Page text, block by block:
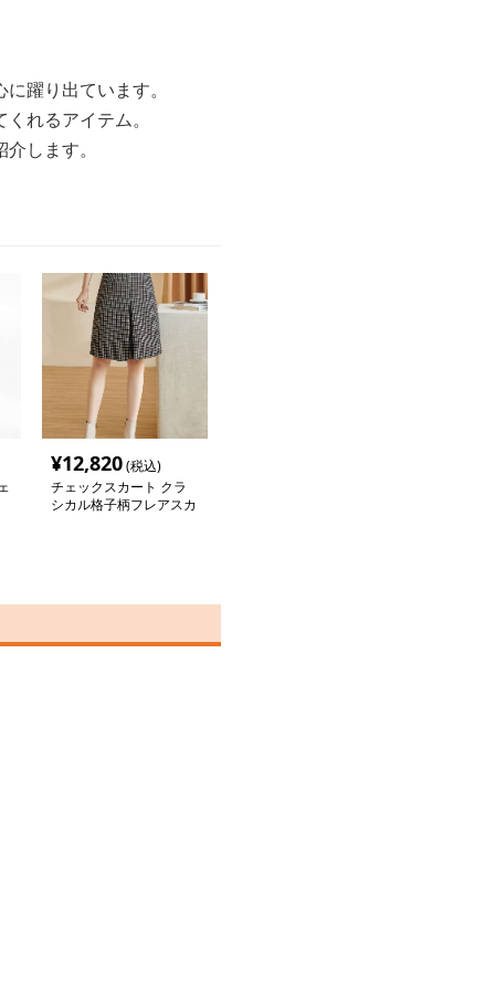
躍り出ています。
れるアイテム。
します。
¥12,820(税込)
チェックスカート クラ
シカル格子柄フレアスカ